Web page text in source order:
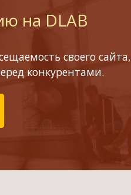
на DLAB
своего
конкурентами.